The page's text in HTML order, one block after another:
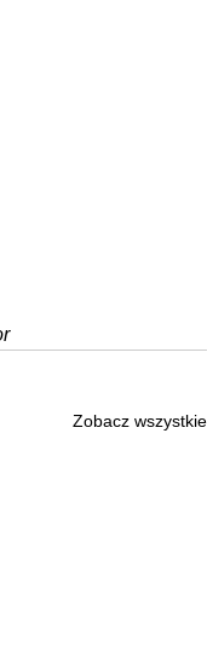
Zobacz wszystkie